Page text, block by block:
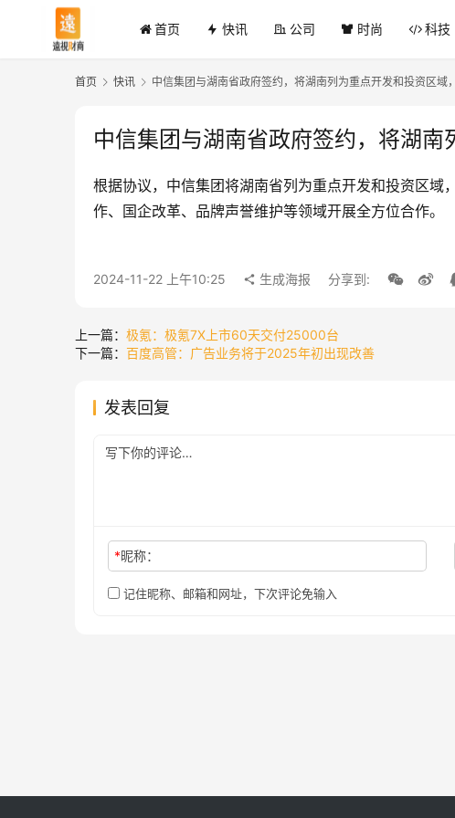
首页 快讯 公司 时尚 科技
首页 快讯 中信集团与湖南省政府签约，将湖南列为重点开发和投资区
中信集团与湖南省政府签约，将湖
根据协议，中信集团将湖南省列为重点开发和投资区
作、国企改革、品牌声誉维护等领域开展全方位合作。
2024-11-22 上午10:25 生成海报 分享到:
上一篇： 极氪：极氪7X上市60天交付25000台
下一篇： 百度高管：广告业务将于2025年初出现改善
发表回复
*昵称：
记住昵称、邮箱和网址，下次评论免输入